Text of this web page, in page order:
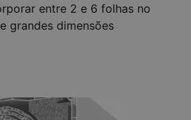
entre 2 e 6 folhas no
grandes dimensões